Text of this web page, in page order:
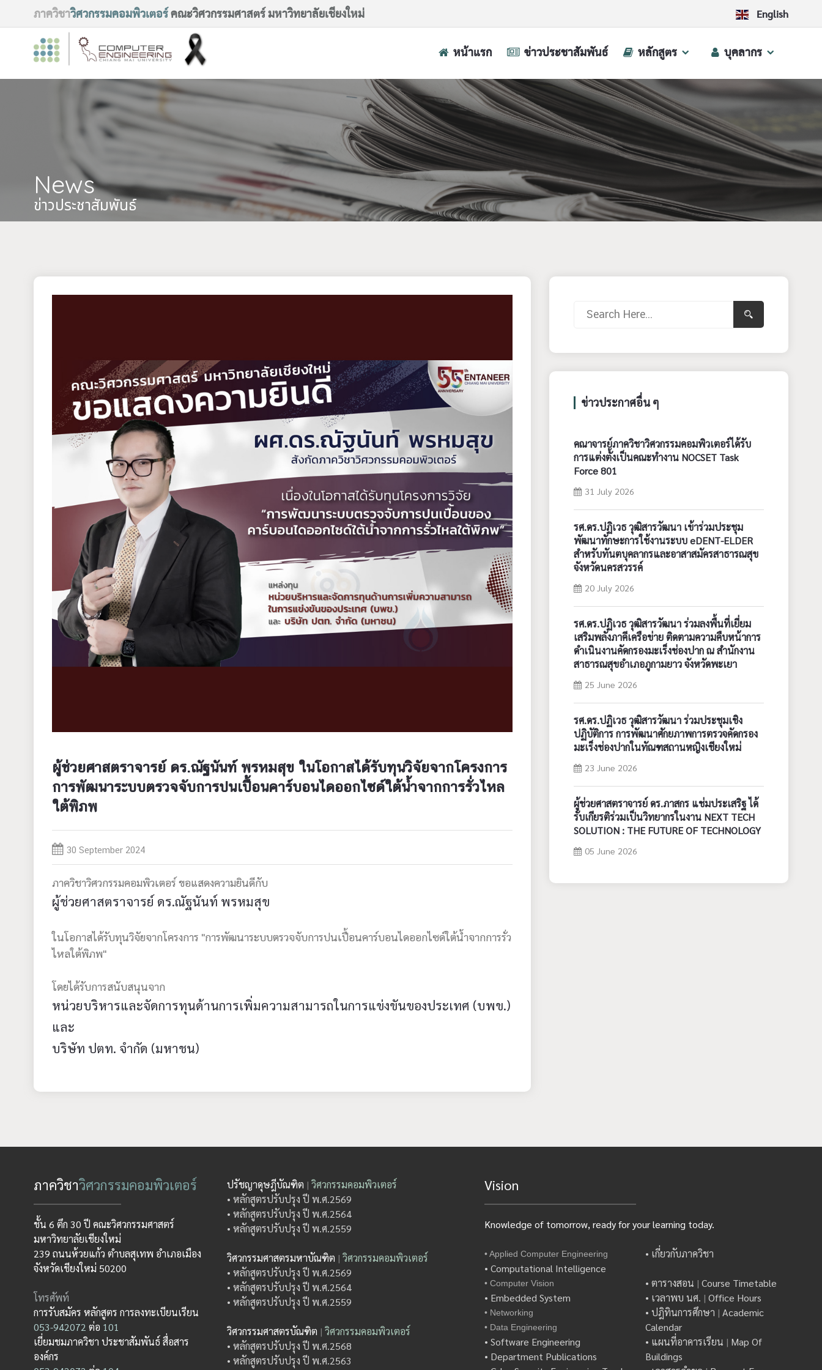
ภาควิชาวิศวกรรมคอมพิวเตอร์ คณะวิศวกรรมศาสตร์ มหาวิทยาลัยเชียงใหม่ English
หน้าแรก ข่าวประชาสัมพันธ์ หลักสูตร บุคลากร
News
ข่าวประชาสัมพันธ์
ผู้ช่วยศาสตราจารย์ ดร.ณัฐนันท์ พรหมสุข ในโอกาสได้รับทุนวิจัยจากโครงการ
การพัฒนาระบบตรวจจับการปนเปื้อนคาร์บอนไดออกไซด์ใต้น้ำจากการรั่วไหล
ใต้พิภพ
30 September 2024
ภาควิชาวิศวกรรมคอมพิวเตอร์ ขอแสดงความยินดีกับ
ผู้ช่วยศาสตราจารย์ ดร.ณัฐนันท์ พรหมสุข
ในโอกาสได้รับทุนวิจัยจากโครงการ "การพัฒนาระบบตรวจจับการปนเปื้อนคาร์บอนไดออกไซด์ใต้น้ำจากการรั่ว
ไหลใต้พิภพ"
โดยได้รับการสนับสนุนจาก
หน่วยบริหารและจัดการทุนด้านการเพิ่มความสามารถในการแข่งขันของประเทศ (บพข.)
และ
บริษัท ปตท. จำกัด (มหาชน)
ข่าวประกาศอื่น ๆ
คณาจารย์ภาควิชาวิศวกรรมคอมพิวเตอร์ได้รับ
การแต่งตั้งเป็นคณะทำงาน NOCSET Task
Force 801
31 July 2026
รศ.ดร.ปฏิเวธ วุฒิสารวัฒนา เข้าร่วมประชุม
พัฒนาทักษะการใช้งานระบบ eDENT-ELDER
สำหรับทันตบุคลากรและอาสาสมัครสาธารณสุข
จังหวัดนครสวรรค์
20 July 2026
รศ.ดร.ปฏิเวธ วุฒิสารวัฒนา ร่วมลงพื้นที่เยี่ยม
เสริมพลังภาคีเครือข่าย ติดตามความคืบหน้าการ
ดำเนินงานคัดกรองมะเร็งช่องปาก ณ สำนักงาน
สาธารณสุขอำเภอภูกามยาว จังหวัดพะเยา
25 June 2026
รศ.ดร.ปฏิเวธ วุฒิสารวัฒนา ร่วมประชุมเชิง
ปฏิบัติการ การพัฒนาศักยภาพการตรวจคัดกรอง
มะเร็งช่องปากในทัณฑสถานหญิงเชียงใหม่
23 June 2026
ผู้ช่วยศาสตราจารย์ ดร.ภาสกร แช่มประเสริฐ ได้
รับเกียรติร่วมเป็นวิทยากรในงาน NEXT TECH
SOLUTION : THE FUTURE OF TECHNOLOGY
05 June 2026
ภาควิชาวิศวกรรมคอมพิวเตอร์
ชั้น 6 ตึก 30 ปี คณะวิศวกรรมศาสตร์
มหาวิทยาลัยเชียงใหม่
239 ถนนห้วยแก้ว ตำบลสุเทพ อำเภอเมือง
จังหวัดเชียงใหม่ 50200
โทรศัพท์
การรับสมัคร หลักสูตร การลงทะเบียนเรียน
053-942072 ต่อ 101
เยี่ยมชมภาควิชา ประชาสัมพันธ์ สื่อสาร
องค์กร
ปรัชญาดุษฎีบัณฑิต | วิศวกรรมคอมพิวเตอร์
• หลักสูตรปรับปรุง ปี พ.ศ.2569
• หลักสูตรปรับปรุง ปี พ.ศ.2564
• หลักสูตรปรับปรุง ปี พ.ศ.2559
วิศวกรรมศาสตรมหาบัณฑิต | วิศวกรรมคอมพิวเตอร์
• หลักสูตรปรับปรุง ปี พ.ศ.2569
• หลักสูตรปรับปรุง ปี พ.ศ.2564
• หลักสูตรปรับปรุง ปี พ.ศ.2559
วิศวกรรมศาสตรบัณฑิต | วิศวกรรมคอมพิวเตอร์
• หลักสูตรปรับปรุง ปี พ.ศ.2568
• หลักสูตรปรับปรุง ปี พ.ศ.2563
Vision
Knowledge of tomorrow, ready for your learning today.
• Applied Computer Engineering
• Computational Intelligence
• Computer Vision
• Embedded System
• Networking
• Data Engineering
• Software Engineering
• Department Publications
• เกี่ยวกับภาควิชา
• ตารางสอน | Course Timetable
• เวลาพบ นศ. | Office Hours
• ปฎิทินการศึกษา | Academic
Calendar
• แผนที่อาคารเรียน | Map Of
Buildings